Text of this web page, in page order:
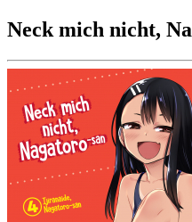
Neck mich nicht,